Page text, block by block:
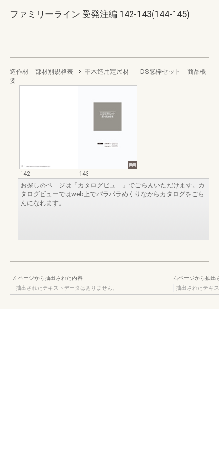
ファミリーライン 受発注編 142-143(144-145)
造作材 部材別規格表 非木造用定尺材
DS窓枠セット 商品概
要
142
143
お探しのページは「カタログビュー」でごらんいただけます。カ
タログビューではweb上でパラパラめくりながらカタログをごら
んになれます。
左ページから抽出された内容
抽出されたテキストデータはありません。
右ページから抽出
抽出されたテキ